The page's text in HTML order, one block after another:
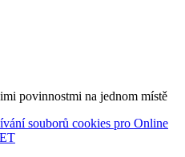
povinnostmi na jednom místě
souborů cookies pro Online